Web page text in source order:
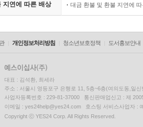
지연에 따른 배상 대금 환불 및 환불 지연에
개인정보처리방침 청소년보호정책 도서홍보안내
대표 : 김석환, 최세라
주소 : 서울시 영등포구 은행로 11, 5층~6층(여의도동,일신
사업자등록번호 : 229-81-37000 통신판매업신고 : 제
이메일 : yes24help@yes24.com 호스팅 서비스사업자 :
Copyright ⓒ YES24 Corp. All Rights Reserved.